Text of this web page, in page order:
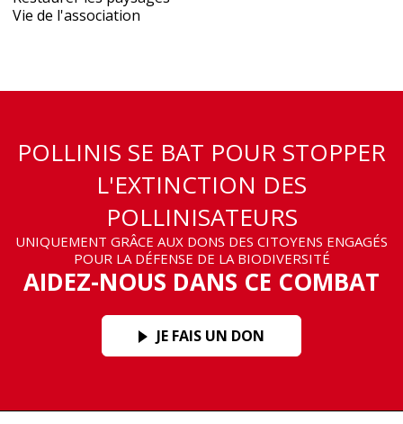
Vie de l'association
POLLINIS SE BAT POUR STOPPER
L'EXTINCTION DES
POLLINISATEURS
UNIQUEMENT GRÂCE AUX DONS DES CITOYENS ENGAGÉS
POUR LA DÉFENSE DE LA BIODIVERSITÉ
AIDEZ-NOUS DANS CE COMBAT
JE FAIS UN DON